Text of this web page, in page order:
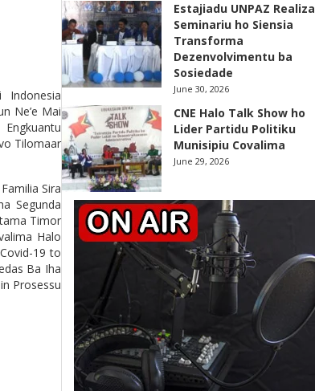
Indonesia
Ne’e Mai
Tilomaar
Sira
Segunda
Timor
Halo
19 to
Ba Iha
Prosessu
Estajiadu UNPAZ Realiza
Seminariu ho Siensia
Transforma
Dezenvolvimentu ba
Sosiedade
June 30, 2026
CNE Halo Talk Show ho
Lider Partidu Politiku
Munisipiu Covalima
June 29, 2026